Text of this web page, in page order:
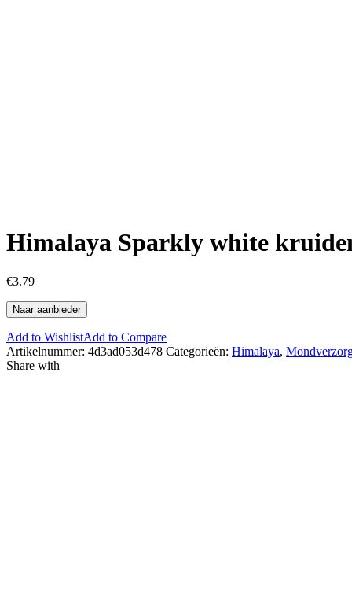
Himalaya Sparkly white
€3.79
Naar aanbieder
Add to WishlistAdd to Compare
Artikelnummer: 4d3ad053d478 Categorieën: Himalaya,
Share with